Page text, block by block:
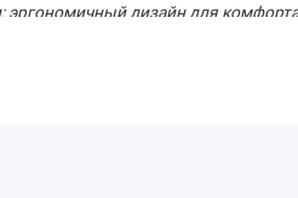
эргономичный дизайн для